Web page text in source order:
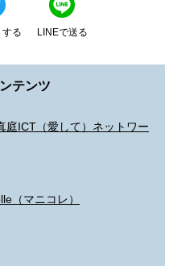
する LINEで送る
テンツ
庭ICT（愛して）ネットワー
（マニコレ）